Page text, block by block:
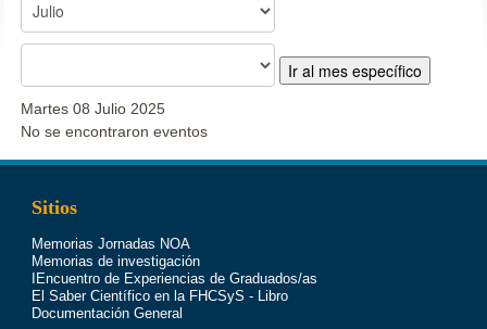
Ir al mes específico
Martes 08 Julio 2025
No se encontraron eventos
Sitios
Memorias Jornadas NOA
Memorias de investigación
IEncuentro de Experiencias de Graduados/as
El Saber Científico en la FHCSyS - Libro
Documentación General